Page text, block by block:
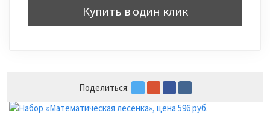
Купить в один клик
Поделиться: